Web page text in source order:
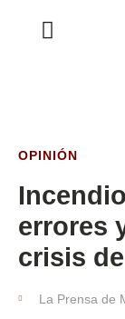
OPINIÓN
errores
crisis
La Prensa de